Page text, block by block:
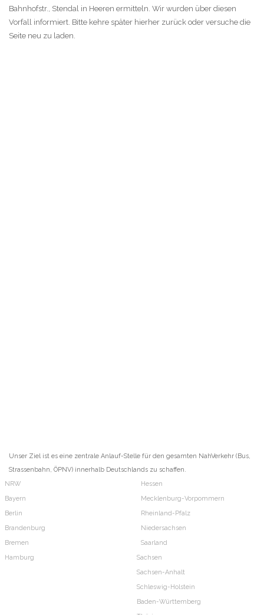
Bahnhofstr., Stendal in Heeren ermitteln. Wir wurden über diesen
Vorfall informiert. Bitte kehre später hierher zurück oder versuche die
Seite neu zu laden.
Unser Ziel ist es eine zentrale Anlauf-Stelle für den gesamten NahVerkehr (Bus,
Strassenbahn, ÖPNV) innerhalb Deutschlands zu schaffen.
NRW
Bayern
Berlin
Brandenburg
Bremen
Hamburg
Hessen
Mecklenburg-Vorpommern
Rheinland-Pfalz
Niedersachsen
Saarland
Sachsen
Sachsen-Anhalt
Schleswig-Holstein
Baden-Württemberg